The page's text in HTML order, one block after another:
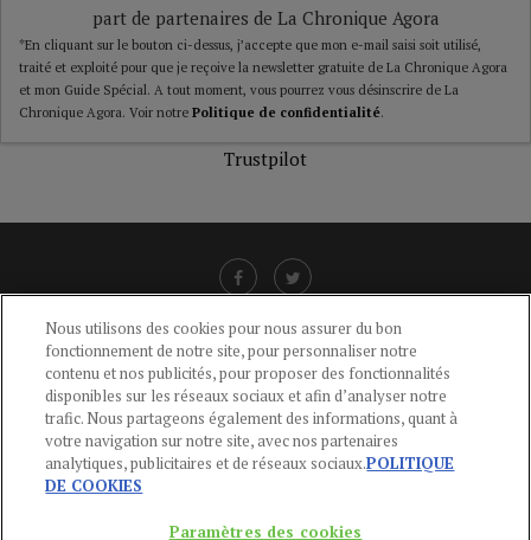
part de partenaires de La Chronique Agora
*En cliquant sur le bouton ci-dessus, j’accepte que mon e-mail saisi soit utilisé,
traité et exploité pour que je reçoive la newsletter gratuite de La Chronique Agora
et mon Guide Spécial. A tout moment, vous pourrez vous désinscrire de La
Chronique Agora. Voir notre Politique de confidentialité.
Trustpilot
CGU-POLITIQUE DE CONFIDENTIALITÉ -POLITIQUE DES COOKIES
MENTIONS LÉGALES -AIDE
CONTACT
01 44 59 91 11
Nous utilisons des cookies pour nous assurer du bon
fonctionnement de notre site, pour personnaliser notre
contenu et nos publicités, pour proposer des fonctionnalités
disponibles sur les réseaux sociaux et afin d’analyser notre
trafic. Nous partageons également des informations, quant à
votre navigation sur notre site, avec nos partenaires
analytiques, publicitaires et de réseaux sociaux.POLITIQUE
DE COOKIES
Paramètres des cookies